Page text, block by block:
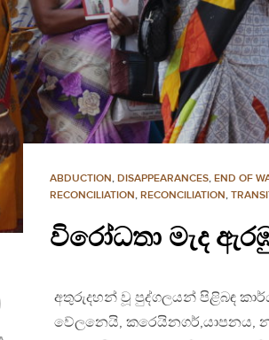
ABDUCTION, DISAPPEARANCES, END OF
RECONCILIATION, RECONCILIATION,
විරෝධතා මැද
අතුරුදහන් වූ පුද්ගලයන් පිළිබඳ
වේලනෙයි, කරෙයිනගර්,යාපනය,